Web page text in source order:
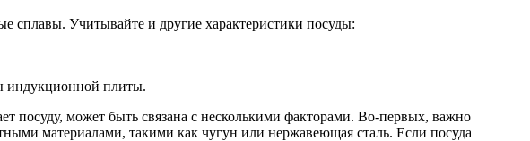
сплавы. Учитывайте и другие характеристики посуды:
индукционной плиты.
посуду, может быть связана с несколькими факторами. Во-первых, важно
материалами, такими как чугун или нержавеющая сталь. Если посуда